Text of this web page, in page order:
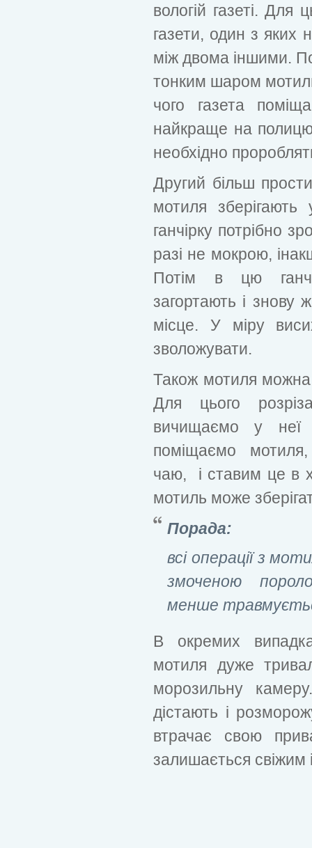
вологій газеті. Для
газети, один з яких
між двома іншими.
тонким шаром
чого газета
найкраще на
необхідно
Другий більш
мотиля зберігають
ганчірку потрібно
разі не мокрою,
Потім в цю
загортають і знову
місце. У міру
зволожувати.
Також мотиля можна
Для цього
вичищаємо у неї
поміщаємо
чаю, і ставим це в
мотиль може
Порада:
всі операції з
змоченою
менше
В окремих
мотиля дуже
морозильну
дістають і
втрачає свою
залишається свіжим